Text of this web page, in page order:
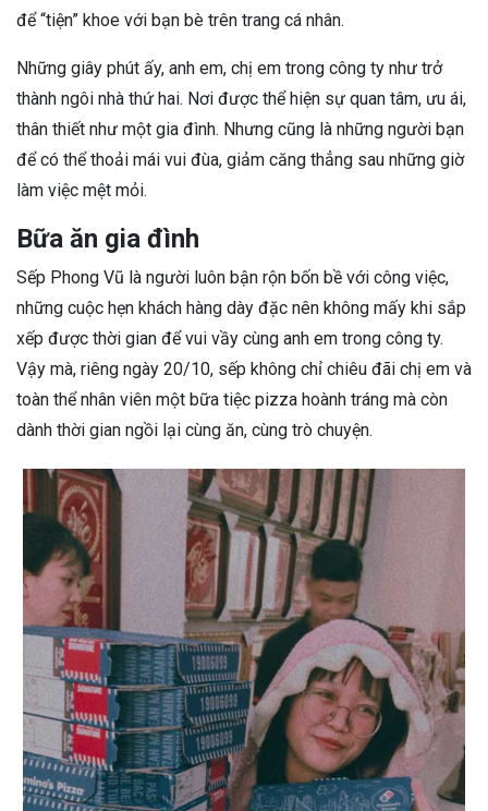
để “tiện” khoe với bạn bè trên trang cá nhân.
Những giây phút ấy, anh em, chị em trong công ty như trở
thành ngôi nhà thứ hai. Nơi được thể hiện sự quan tâm, ưu ái,
thân thiết như một gia đình. Nhưng cũng là những người bạn
để có thể thoải mái vui đùa, giảm căng thẳng sau những giờ
làm việc mệt mỏi.
Bữa ăn gia đình
Sếp Phong Vũ là người luôn bận rộn bốn bề với công việc,
những cuộc hẹn khách hàng dày đặc nên không mấy khi sắp
xếp được thời gian để vui vầy cùng anh em trong công ty.
Vậy mà, riêng ngày 20/10, sếp không chỉ chiêu đãi chị em và
toàn thể nhân viên một bữa tiệc pizza hoành tráng mà còn
dành thời gian ngồi lại cùng ăn, cùng trò chuyện.